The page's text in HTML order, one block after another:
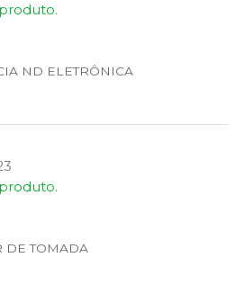
ND ELETRÔNICA
DE TOMADA